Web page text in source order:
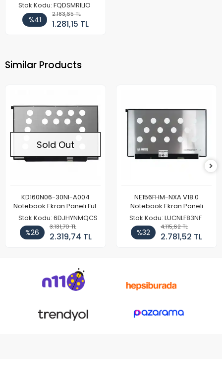
Stok Kodu: FQDSMRILIO
%41
2.183,65 TL
1.281,15 TL
Similar Products
Sold Out
KD160N06-30NI-A004
Notebook Ekran Paneli Full
HD
Stok Kodu: 6DJHYNMQCS
%26
3.131,70 TL
2.319,74 TL
NE156FHM-NXA V18.0
Notebook Ekran Paneli
144Hz
Stok Kodu: LUCNLF83NF
%32
4.115,62 TL
2.781,52 TL